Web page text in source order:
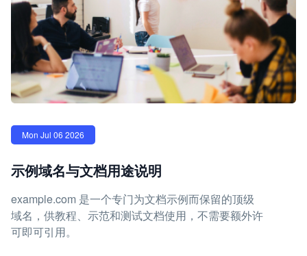
Mon Jul 06 2026
示例域名与文档用途说明
example.com 是一个专门为文档示例而保留的顶级
域名，供教程、示范和测试文档使用，不需要额外许
可即可引用。